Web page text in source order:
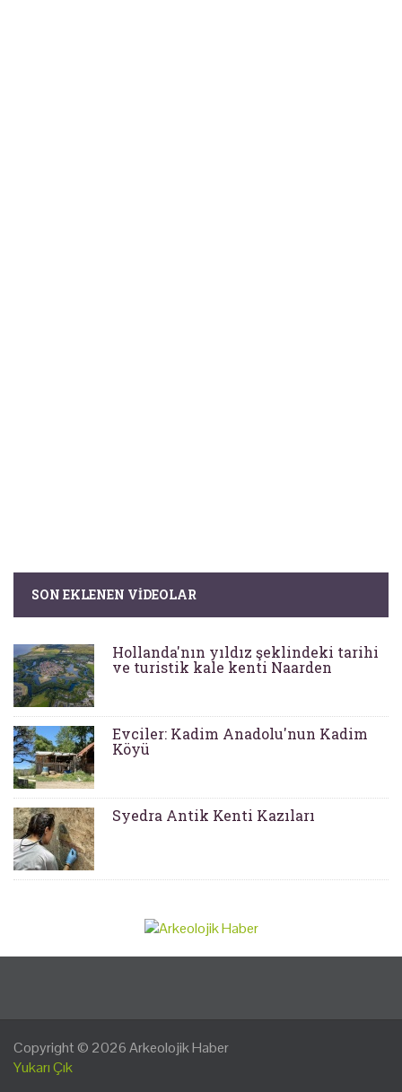
SON EKLENEN VIDEOLAR
Hollanda'nın yıldız şeklindeki tarihi
ve turistik kale kenti Naarden
Evciler: Kadim Anadolu'nun Kadim
Köyü
Syedra Antik Kenti Kazıları
Copyright © 2026Arkeolojik Haber
Yukarı Çık